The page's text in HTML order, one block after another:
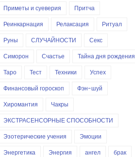
Приметы и суеверия
Притча
Реинкарнация
Релаксация
Ритуал
Руны
СЛУЧАЙНОСТИ
Секс
Симорон
Счастье
Тайна дня рождения
Таро
Тест Техники
Успех
Финансовый гороскоп
Фэн-шуй
Хиромантия
Чакры
ЭКСТРАСЕНСОРНЫЕ СПОСОБНОСТИ
Эзотерические учения
Эмоции
Энергетика
Энергия ангел
брак